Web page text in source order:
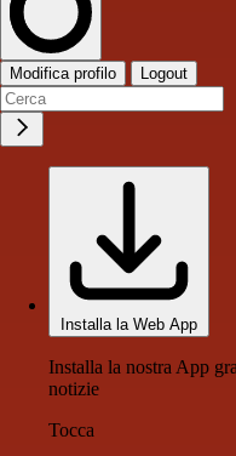
Modifica profilo Logout
Installa la Web App
Installa la nostra App
notizie
Tocca